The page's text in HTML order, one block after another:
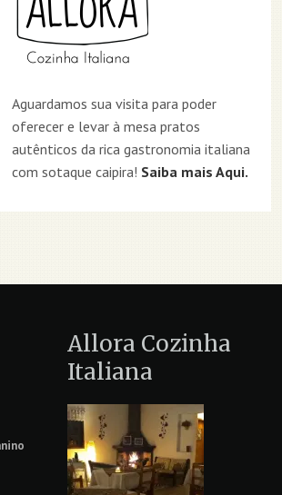
Aguardamos sua visita para poder
oferecer e levar à mesa pratos
autênticos da rica gastronomia italiana
com sotaque caipira! Saiba mais Aqui.
Allora Cozinha
Italiana